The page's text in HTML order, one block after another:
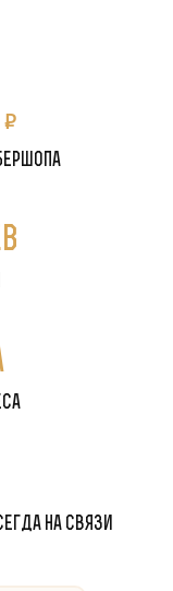
P
на связи